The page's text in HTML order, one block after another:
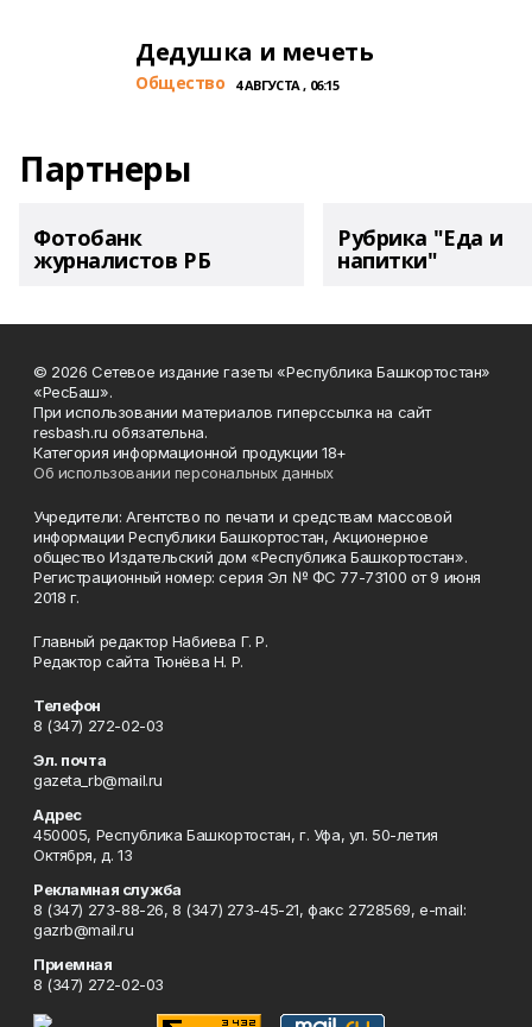
Дедушка и мечеть
Общество 4 АВГУСТА , 06:15
Партнеры
Фотобанк
журналистов РБ
Рубрика "Еда и
напитки"
© 2026 Сетевое издание газеты «Республика Башкортостан»
«РесБаш».
При использовании материалов гиперссылка на сайт
resbash.ru обязательна.
Категория информационной продукции 18+
Об использовании персональных данных
Учредители: Агентство по печати и средствам массовой
информации Республики Башкортостан, Акционерное
общество Издательский дом «Республика Башкортостан».
Регистрационный номер: серия Эл № ФС 77-73100 от 9 июня
2018 г.
Главный редактор Набиева Г. Р.
Редактор сайта Тюнёва Н. Р.
Телефон
8 (347) 272-02-03
Эл. почта
gazeta_rb@mail.ru
Адрес
450005, Республика Башкортостан, г. Уфа, ул. 50-летия
Октября, д. 13
Рекламная служба
8 (347) 273-88-26, 8 (347) 273-45-21, факс 2728569, e-mail:
gazrb@mail.ru
Приемная
8 (347) 272-02-03